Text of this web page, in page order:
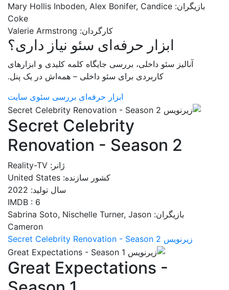
بازیگران: Mary Hollis Inboden, Alex Bonifer, Candice
Coke
کارگردان: Valerie Armstrong
ابزار حرفه‌ای سئو نیاز داری؟
آنالیز سئو داخلی، بررسی جایگاه کلمه کلیدی و ابزارهای
کاربردی برای سئو داخلی – همه‌اش در یک پنل.
ابزار حرفه‌ای بررسی سئوی سایت
Secret Celebrity
Renovation - Season 2
ژانر: Reality-TV
کشور سازنده: United States
سال تولید: 2022
IMDB : 6
بازیگران: Sabrina Soto, Nischelle Turner, Jason
Cameron
زیرنویس Secret Celebrity Renovation - Season 2
Great Expectations -